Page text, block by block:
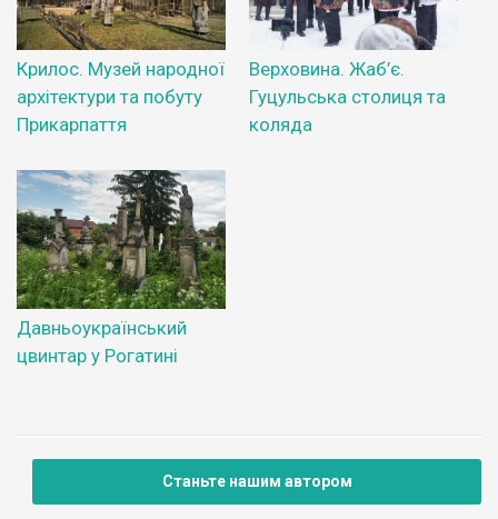
Крилос. Музей народної
архітектури та побуту
Прикарпаття
Верховина. Жаб’є.
Гуцульська столиця та
коляда
Давньоукраїнський
цвинтар у Рогатині
Станьте нашим автором